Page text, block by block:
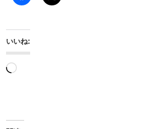
いいね:
読
み